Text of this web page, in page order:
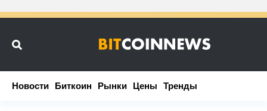
Новости Биткоин Рынки Цены Тренды
Новости Биткоин Рынки Цены Тренды